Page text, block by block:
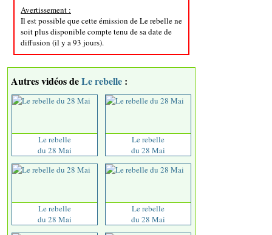
Avertissement :
Il est possible que cette émission de Le rebelle ne
soit plus disponible compte tenu de sa date de
diffusion (il y a 93 jours).
Autres vidéos deLe rebelle :
Le rebelle
du 28 Mai
Le rebelle
du 28 Mai
Le rebelle
du 28 Mai
Le rebelle
du 28 Mai